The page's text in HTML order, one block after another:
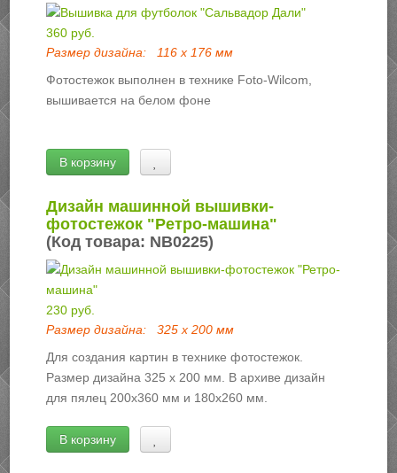
360 руб.
Размер дизайна:
116 х 176 мм
Фотостежок выполнен в технике Foto-Wilcom,
вышивается на белом фоне
В корзину
Дизайн машинной вышивки-
фотостежок "Ретро-машина"
(Код товара: NB0225)
230 руб.
Размер дизайна:
325 х 200 мм
Для создания картин в технике фотостежок.
Размер дизайна 325 х 200 мм. В архиве дизайн
для пялец 200х360 мм и 180х260 мм.
В корзину